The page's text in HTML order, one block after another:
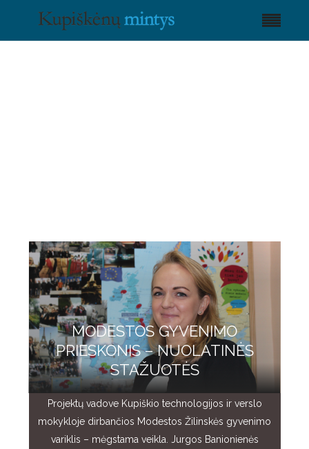
MODESTOS GYVENIMO
PRIESKONIS – NUOLATINĖS
STAŽUOTĖS
Projektų vadove Kupiškio technologijos ir verslo
mokykloje dirbančios Modestos Žilinskės gyvenimo
variklis – mėgstama veikla. Jurgos Banionienės